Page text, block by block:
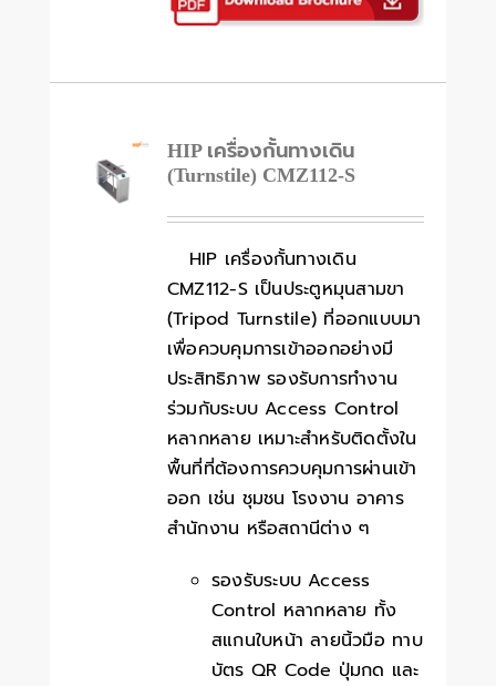
HIP เครื่องกั้นทางเดิน
(Turnstile) CMZ112-S
HIP เครื่องกั้นทางเดิน
CMZ112-S เป็นประตูหมุนสามขา
(Tripod Turnstile) ที่ออกแบบมา
เพื่อควบคุมการเข้าออกอย่างมี
ประสิทธิภาพ รองรับการทำงาน
ร่วมกับระบบ Access Control
หลากหลาย เหมาะสำหรับติดตั้งใน
พื้นที่ที่ต้องการควบคุมการผ่านเข้า
ออก เช่น ชุมชน โรงงาน อาคาร
สำนักงาน หรือสถานีต่าง ๆ
รองรับระบบ Access
Control หลากหลาย ทั้ง
สแกนใบหน้า ลายนิ้วมือ ทาบ
บัตร QR Code ปุ่มกด และ